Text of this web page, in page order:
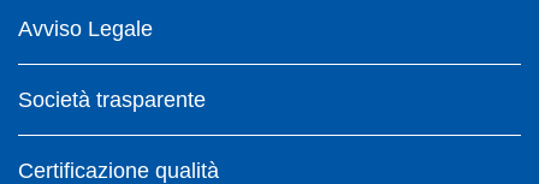
Avviso Legale
Società trasparente
Certificazione qualità